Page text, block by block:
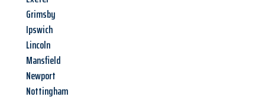
Grimsby
Ipswich
Lincoln
Mansfield
Newport
Nottingham